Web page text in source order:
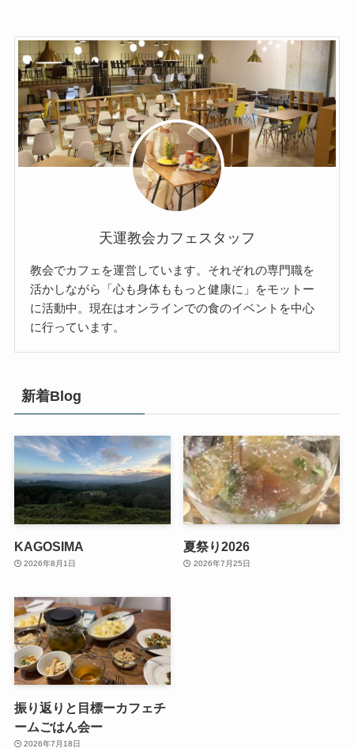
天運教会カフェスタッフ
教会でカフェを運営しています。それぞれの専門職を
活かしながら「心も身体ももっと健康に」をモットー
に活動中。現在はオンラインでの食のイベントを中心
に行っています。
新着Blog
KAGOSIMA
2026年8月1日
夏祭り2026
2026年7月25日
振り返りと目標ーカフェチ
ームごはん会ー
2026年7月18日